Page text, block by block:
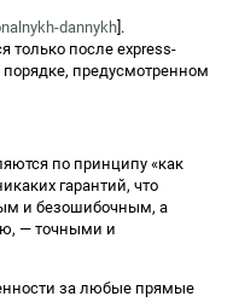
dannykh].
только после express-
порядке, предусмотренном
по принципу «как
гарантий, что
и безошибочным, а
— точными и
за любые прямые